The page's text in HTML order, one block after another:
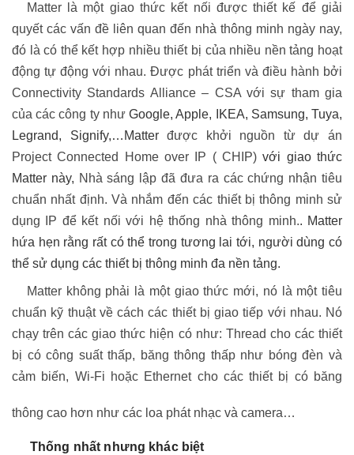
Matter là một giao thức kết nối được thiết kế để giải
quyết các vấn đề liên quan đến nhà thông minh ngày nay,
đó là có thể kết hợp nhiều thiết bị của nhiều nền tảng hoạt
động tự động với nhau. Được phát triển và điều hành bởi
Connectivity Standards Alliance – CSA với sự tham gia
của các công ty nhưGoogle, Apple, IKEA, Samsung, Tuya,
Legrand, Signify,…Matterđược khởi nguồn từ dự án
Project Connected Home over IP ( CHIP) với giao thức
Matter này, Nhà sáng lập đã đưa ra các chứng nhận tiêu
chuẩn nhất định. Và nhắm đến các thiết bị thông minh sử
dụng IP để kết nối với hệ thống nhà thông minh.. Matter
hứa hẹn rằng rất có thể trong tương lai tới, người dùng có
thể sử dụng các thiết bị thông minh đa nền tảng.
Matter không phải là một giao thức mới, nó là một tiêu
chuẩn kỹ thuật về cách các thiết bị giao tiếp với nhau. Nó
chạy trên các giao thức hiện có như: Thread cho các thiết
bị có công suất thấp, băng thông thấp như bóng đèn và
cảm biến, Wi-Fi hoặc Ethernet cho các thiết bị có băng
thông cao hơn như các loa phát nhạc và camera…
Thống nhất nhưng khác biệt